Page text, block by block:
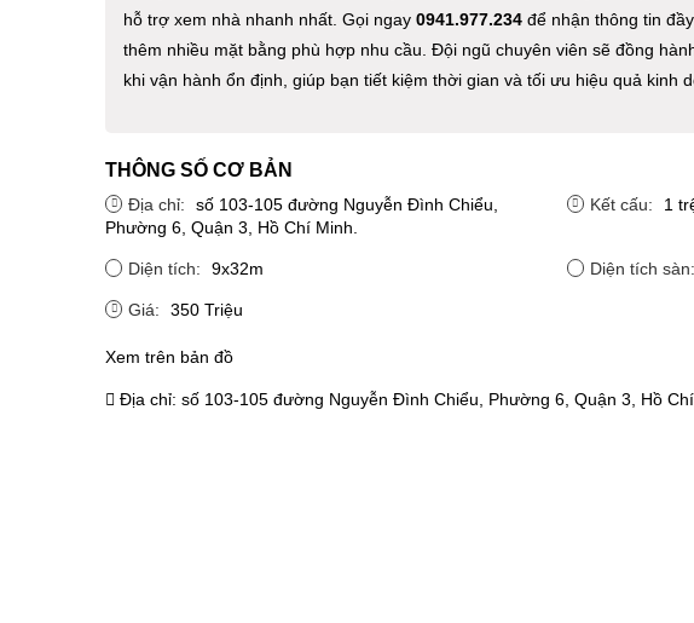
hỗ trợ xem nhà nhanh nhất. Gọi ngay 0941.977.234 để nhận thông tin
thêm nhiều mặt bằng phù hợp nhu cầu. Đội ngũ chuyên viên sẽ đồng
khi vận hành ổn định, giúp bạn tiết kiệm thời gian và tối ưu hiệu quả kinh
THÔNG SỐ CƠ BẢN
Địa chỉ:
số 103-105 đường Nguyễn Đình Chiểu,
Phường 6, Quận 3, Hồ Chí Minh.
Kết cấu: 1
Diện tích: 9x32m Diện tích sàn:
Giá: 350 Triệu
Xem trên bản đồ
Địa chỉ: số 103-105 đường Nguyễn Đình Chiểu, Phường 6, Quận 3, Hồ Chí